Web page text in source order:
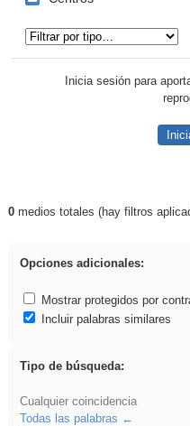
Inicia sesión para
Resultados de:
0medios totales (hay filtros
Opciones adicionales:
Mostrar protegidos por
Incluir palabras similares
Tipo de búsqueda:
Cualquier coincidencia
Todas las palabras